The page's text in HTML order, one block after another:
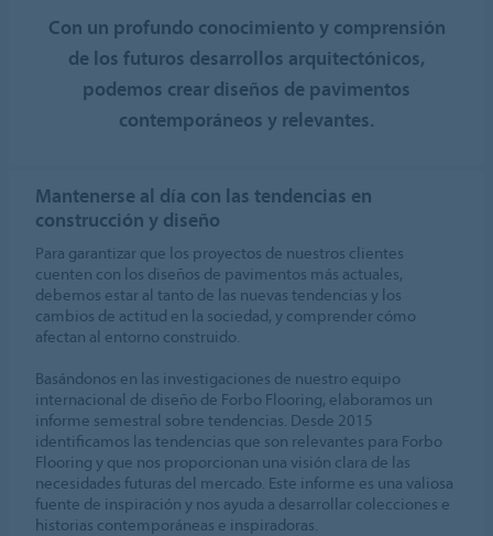
Con un profundo conocimiento y comprensión
de los futuros desarrollos arquitectónicos,
podemos crear diseños de pavimentos
contemporáneos y relevantes.
Mantenerse al día con las tendencias en
construcción y diseño
Para garantizar que los proyectos de nuestros clientes
cuenten con los diseños de pavimentos más actuales,
debemos estar al tanto de las nuevas tendencias y los
cambios de actitud en la sociedad, y comprender cómo
afectan al entorno construido.
Basándonos en las investigaciones de nuestro equipo
internacional de diseño de Forbo Flooring, elaboramos un
informe semestral sobre tendencias. Desde 2015
identificamos las tendencias que son relevantes para Forbo
Flooring y que nos proporcionan una visión clara de las
necesidades futuras del mercado. Este informe es una valiosa
fuente de inspiración y nos ayuda a desarrollar colecciones e
historias contemporáneas e inspiradoras.